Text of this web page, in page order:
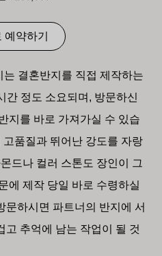
예약하기
결혼반지를 직접 제작하는
간 정도 소요되며, 방문하신
지를 바로 가져가실 수 있습
품질과 뛰어난 강도를 자랑
드나 컬러 스톤도 장인이 그
에 제작 당일 바로 수령하실
문하시면 파트너의 반지에 서
고 추억에 남는 작업이 될 것